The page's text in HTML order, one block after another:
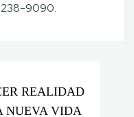
238-9090.
REALIDAD
NUEVA VIDA